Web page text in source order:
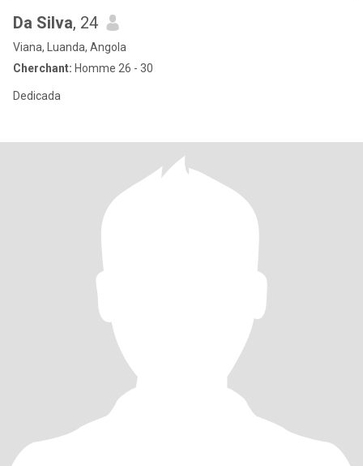
Da Silva, 24
Viana, Luanda, Angola
Cherchant: Homme 26 - 30
Dedicada